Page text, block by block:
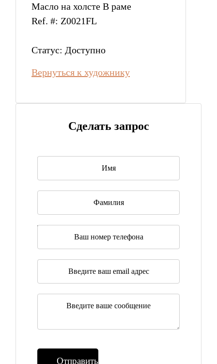
Масло на холсте В раме
Ref. #: Z0021FL
Статус: Доступно
Вернуться к художнику
Сделать запрос
Имя
Фамилия
Телефон
Эл. почта*
Сообщение*
Отправить